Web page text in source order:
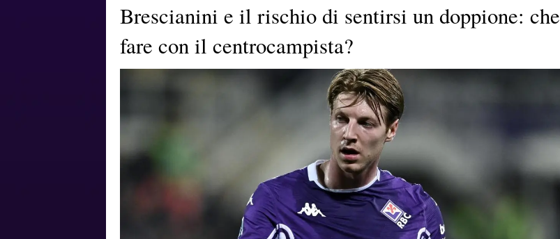
Brescianini e il rischio di sentirsi un doppione: che
fare con il centrocampista?